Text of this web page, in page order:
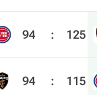
94 : 125
94 : 115